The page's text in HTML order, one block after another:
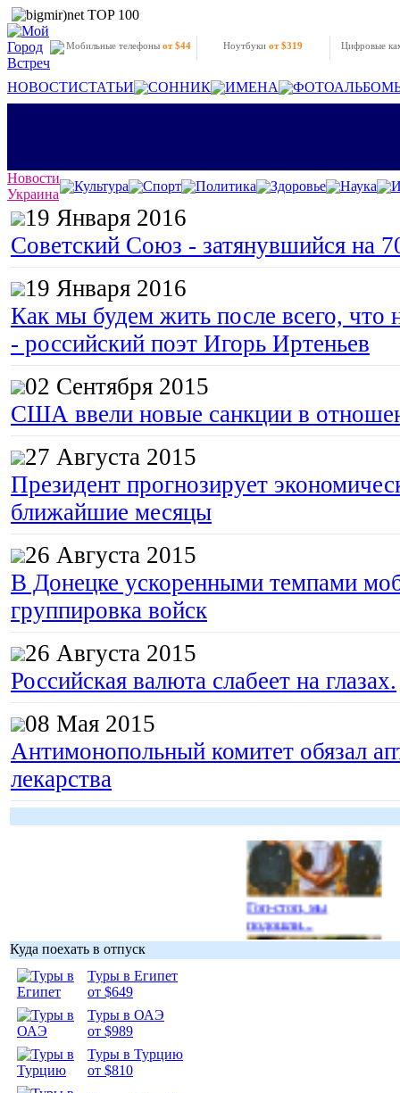
Мобильные телефоны от $44 Ноутбукиот $319 Цифровые
НОВОСТИСТАТЬИ СОННИК ИМЕНА
Новости
Украина
Культура Спорт Политика Здоровье Наука
19 Января 2016
Советский Союз - затянувшийся на
19 Января 2016
Как мы будем жить после всего, что
- российский поэт Игорь Иртеньев
02 Сентября 2015
США ввели новые санкции в
27 Августа 2015
Президент прогнозирует
ближайшие месяцы
26 Августа 2015
В Донецке ускоренными темпами
группировка войск
26 Августа 2015
Российская валюта слабеет на глазах.
08 Мая 2015
Антимонопольный комитет обязал
лекарства
Гоп-стоп, мы
подошли...
Куда поехать в отпуск
Туры в Египет
от $649
Туры в ОАЭ
от $989
Туры в Турцию
от $810